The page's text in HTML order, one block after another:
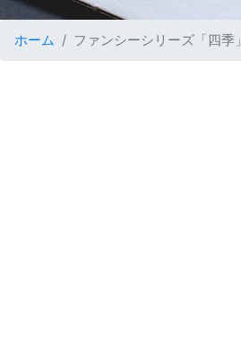
ホーム ファンシーシリーズ「四季」